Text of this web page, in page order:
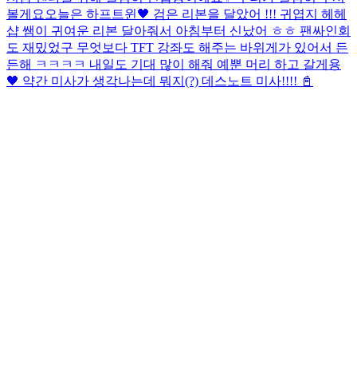
볼게요 오늘은 하프트윈🖤 검은 리본을 달았어 !!! 귀엽지 헤헤
샵 쌤이 귀여운 리본 달아줘서 아침부터 신났어 ㅎㅎ 팬싸인회
도 재밌었구 무엇보다 TFT 강좌도 해주는 바위게가 있어서 든
든해 ㅋㅋㅋㅋ 내일도 기대 많이 해줘 예뿐 머리 하고 갈게용
🖤 약간 미사가 생각나는데 뭐지(?) 데스노트 미사!!!! 📓